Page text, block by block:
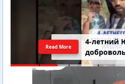
4-летний
Read More